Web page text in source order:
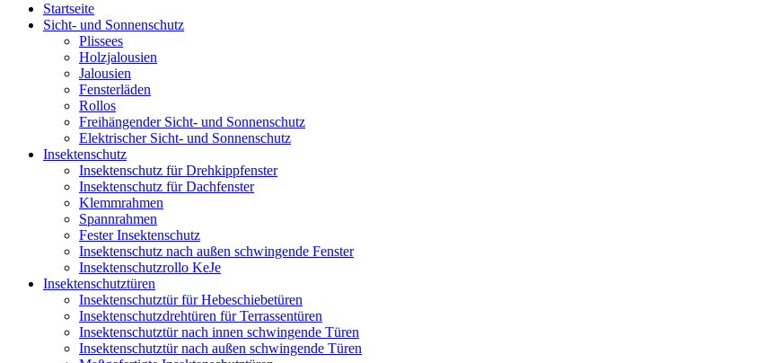
Startseite
Sicht- und Sonnenschutz
Plissees
Holzjalousien
Jalousien
Fensterläden
Rollos
Freihängender Sicht- und Sonnenschutz
Elektrischer Sicht- und Sonnenschutz
Insektenschutz
Insektenschutz für Drehkippfenster
Insektenschutz für Dachfenster
Klemmrahmen
Spannrahmen
Fester Insektenschutz
Insektenschutz nach außen schwingende Fenster
Insektenschutzrollo KeJe
Insektenschutztüren
Insektenschutztür für Hebeschiebetüren
Insektenschutzdrehtüren für Terrassentüren
Insektenschutztür nach innen schwingende Türen
Insektenschutztür nach außen schwingende Türen